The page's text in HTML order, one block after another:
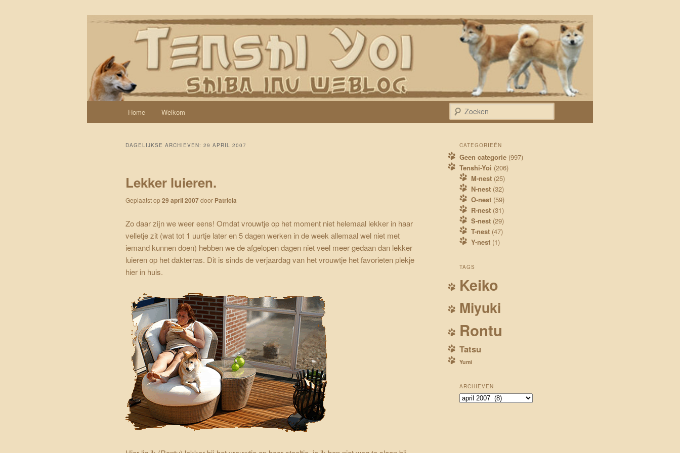
Spring naar de primaire inhoud
Spring naar de secundaire inhoud
Tenshi Yoi
Een weblog over onze Shiba’s (Keiko, Rontu, Miyuki, Tatsu en Yumi)
Home Welkom
DAGELIJKSE ARCHIEVEN: 29 APRIL 2007
Lekker luieren.
Geplaatst op29 april 2007door Patricia
Zo daar zijn we weer eens! Omdat vrouwtje op het moment niet helemaal lekker in haar
velletje zit (wat tot 1 uurtje later en 5 dagen werken in de week allemaal wel niet met
iemand kunnen doen) hebben we de afgelopen dagen niet veel meer gedaan dan lekker
luieren op het dakterras. Dit is sinds de verjaardag van het vrouwtje het favorieten plekje
hier in huis.
CATEGORIEËN
Geen categorie (997)
Tenshi-Yoi (206)
M-nest(25)
N-nest(32)
O-nest(59)
R-nest(31)
S-nest(29)
T-nest(47)
Y-nest(1)
TAGS
Keiko
Miyuki
Rontu
Tatsu
Yumi
ARCHIEVEN
Archieven